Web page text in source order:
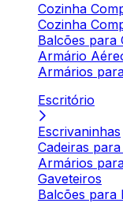
Cozinha
Cozinha
Balcões para
Armário
Armários
Escritório
Escrivaninhas
Cadeiras
Armários
Gaveteiros
Balcões para